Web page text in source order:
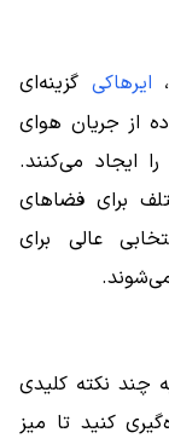
ایرهاکی گزینه‌ای
از جریان هوای
ایجاد می‌کنند.
برای فضاهای
عالی برای
چند نکته کلیدی
کنید تا میز